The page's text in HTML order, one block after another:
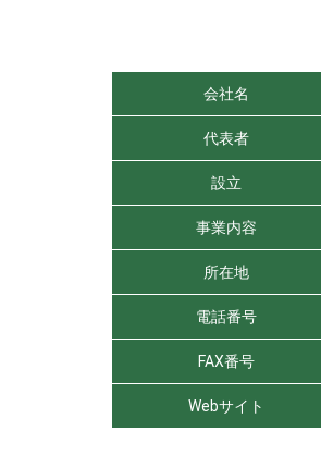
会社名
代表者
設立
事業内容
所在地
電話番号
FAX番号
Webサイト